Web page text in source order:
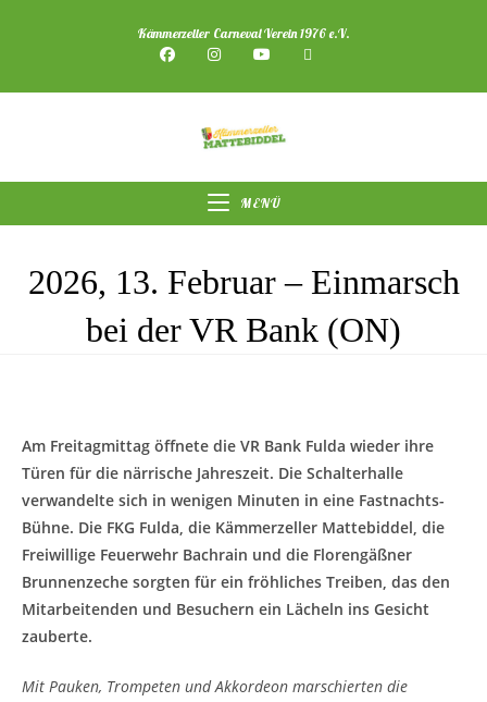
Kämmerzeller Carneval Verein 1976 e.V.
MENÜ
2026, 13. Februar – Einmarsch
bei der VR Bank (ON)
Am Freitagmittag öffnete die VR Bank Fulda wieder ihre
Türen für die närrische Jahreszeit. Die Schalterhalle
verwandelte sich in wenigen Minuten in eine Fastnachts-
Bühne. Die FKG Fulda, die Kämmerzeller Mattebiddel, die
Freiwillige Feuerwehr Bachrain und die Florengäßner
Brunnenzeche sorgten für ein fröhliches Treiben, das den
Mitarbeitenden und Besuchern ein Lächeln ins Gesicht
zauberte.
Mit Pauken, Trompeten und Akkordeon marschierten die